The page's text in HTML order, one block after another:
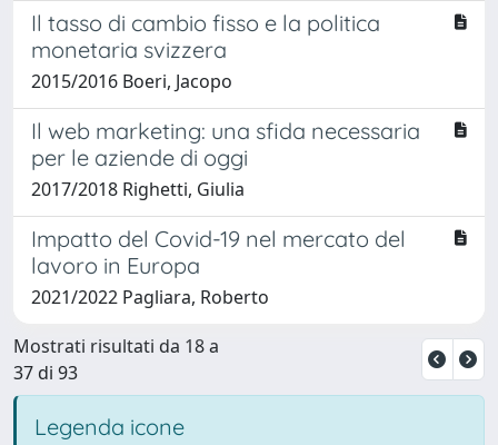
Il tasso di cambio fisso e la politica
monetaria svizzera
2015/2016 Boeri, Jacopo
Il web marketing: una sfida necessaria
per le aziende di oggi
2017/2018 Righetti, Giulia
Impatto del Covid-19 nel mercato del
lavoro in Europa
2021/2022 Pagliara, Roberto
Mostrati risultati da 18 a
37 di 93
Legenda icone